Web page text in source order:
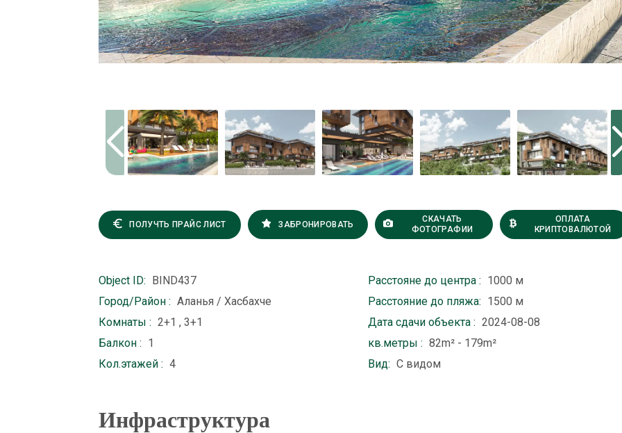
ПОЛУЧТЬ ПРАЙС ЛИСТ ЗАБРОНИРОВАТЬ
СКАЧАТЬ
ФОТОГРАФИИ
ОПЛАТА
КРИПТОВАЛЮТОЙ
Object ID: BIND437 Расстояне до центра : 1000 м
Город/Район : Аланья / Хасбахче Расстояние до пляжа: 1500 м
Комнаты : 2+1 , 3+1 Дата сдачи объекта : 2024-08-08
Балкон : 1 кв.метры : 82m² - 179m²
Кол.этажей : 4 Вид: С видом
Инфраструктура